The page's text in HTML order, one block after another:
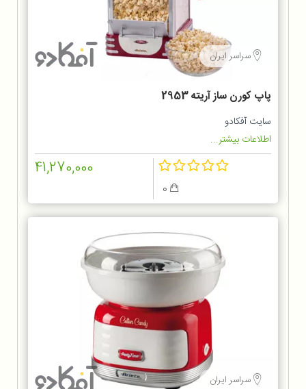
سراسر ایران
پاپ کورن ساز آریته 2953
سایت آفکادو
اطلاعات بیشتر...
41,270,000
سراسر ایران